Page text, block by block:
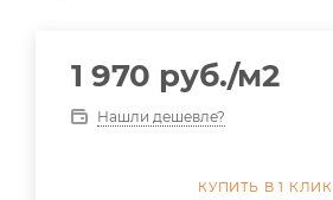
1 970 руб./м2
Нашли дешевле?
КУПИТЬ В 1 КЛИК